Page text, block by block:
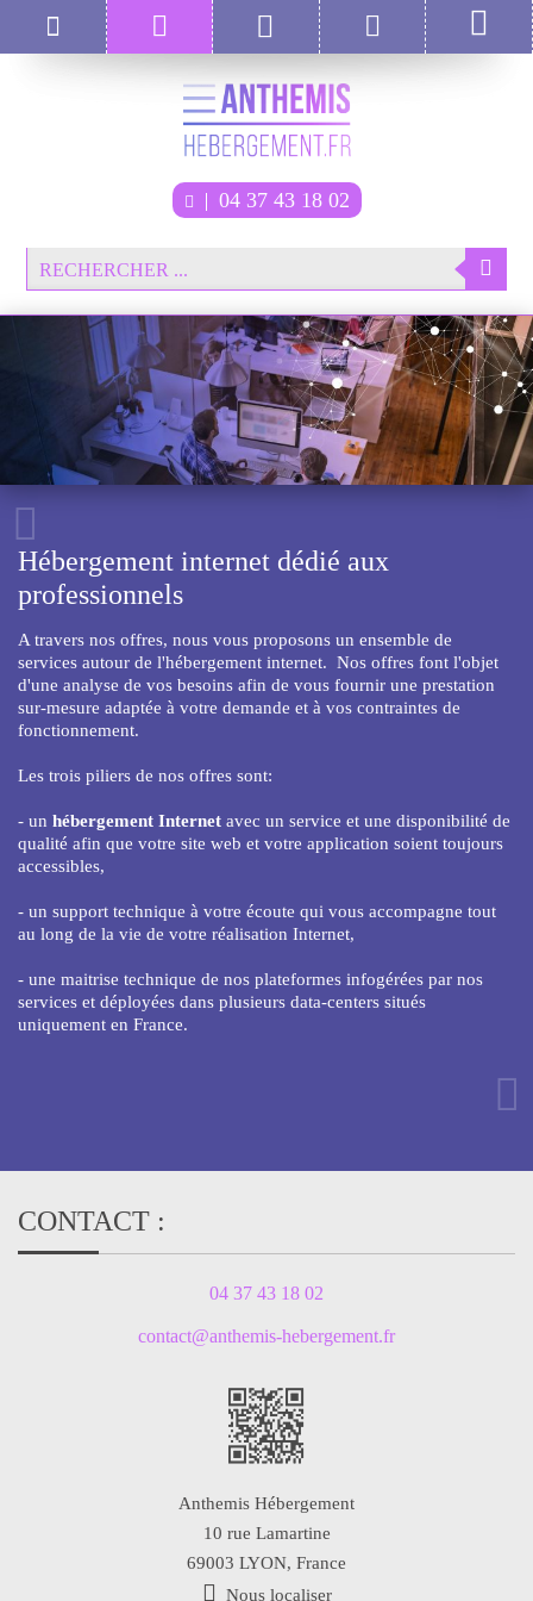
04 37 43 18 02
Hébergement internet dédié aux
professionnels
A travers nos offres, nous vous proposons un ensemble de
services autour de l'hébergement internet. Nos offres font l'objet
d'une analyse de vos besoins afin de vous fournir une prestation
sur-mesure adaptée à votre demande et à vos contraintes de
fonctionnement.
Les trois piliers de nos offres sont:
- un hébergement Internet avec un service et une disponibilité de
qualité afin que votre site web et votre application soient toujours
accessibles,
- un support technique à votre écoute qui vous accompagne tout
au long de la vie de votre réalisation Internet,
- une maitrise technique de nos plateformes infogérées par nos
services et déployées dans plusieurs data-centers situés
uniquement en France.
CONTACT :
04 37 43 18 02
contact@anthemis-hebergement.fr
Anthemis Hébergement
10 rue Lamartine
69003 LYON, France
Nous localiser